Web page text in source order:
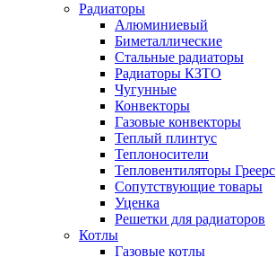
Радиаторы
Алюминиевый
Биметаллические
Стальные радиаторы
Радиаторы КЗТО
Чугунные
Конвекторы
Газовые конвекторы
Теплый плинтус
Теплоносители
Тепловентиляторы Греерс
Сопутствующие товары
Уценка
Решетки для радиаторов
Котлы
Газовые котлы